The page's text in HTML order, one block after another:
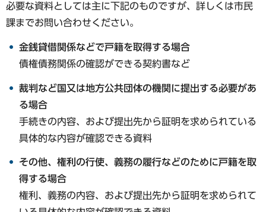
必要な資料としては主に下記のものですが、詳しくは市民
課までお問い合わせください。
金銭貸借関係などで戸籍を取得する場合
債権債務関係の確認ができる契約書など
裁判など国又は地方公共団体の機関に提出する必要があ
る場合
手続きの内容、および提出先から証明を求められている
具体的な内容が確認できる資料
その他、権利の行使、義務の履行などのために戸籍を取
得する場合
権利、義務の内容、および提出先から証明を求められて